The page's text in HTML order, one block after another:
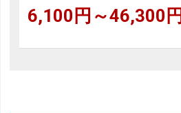
6,100円～46,300円